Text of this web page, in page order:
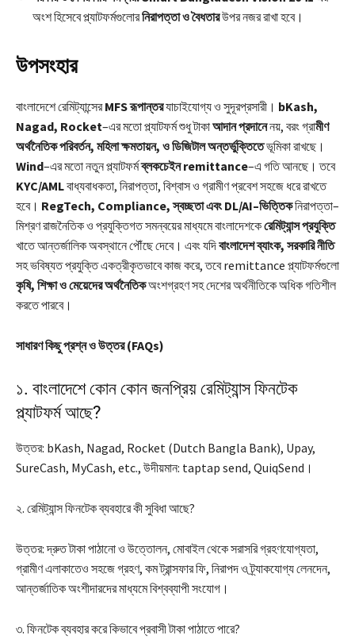
অংশ হিসেবে প্ল্যাটফর্মগুলোরনিরাপত্তা ও বৈধতারউপর নজর রাখা হবে।
উপসংহার
বাংলাদেশে রেমিট্যান্সেরMFS রূপান্তরযাচাইযোগ্য ও সুদূরপ্রসারী। bKash,
Nagad, Rocket–এর মতো প্ল্যাটফর্ম শুধু টাকাআদান প্রদানেনয়, বরং গ্রামীণ
অর্থনৈতিক পরিবর্তন, মহিলা ক্ষমতায়ন, ও ডিজিটাল অন্তর্ভুক্তিতেভূমিকা রাখছে।
Wind–এর মতো নতুন প্ল্যাটফর্মব্লকচেইন remittance–এ গতি আনছে। তবে
KYC/AMLবাধ্যবাধকতা, নিরাপত্তা, বিশ্বাস ও গ্রামীণ প্রবেশ সহজে ধরে রাখতে
হবে। RegTech, Compliance, স্বচ্ছতা এবং DL/AI–ভিত্তিকনিরাপত্তা–
মিশ্রণ রাজনৈতিক ও প্রযুক্তিগত সমন্বয়ের মাধ্যমে বাংলাদেশকেরেমিট্যান্স প্রযুক্তি
খাতে আন্তর্জালিক অবস্থানে পৌঁছে দেবে। এবং যদিবাংলাদেশ ব্যাংক, সরকারি নীতি
সহ ভবিষ্যত প্রযুক্তি একত্রীকৃতভাবে কাজ করে, তবে remittance প্ল্যাটফর্মগুলো
কৃষি, শিক্ষা ও মেয়েদের অর্থনৈতিকঅংশগ্রহণ সহ দেশের অর্থনীতিকে অধিক গতিশীল
করতে পারবে।
সাধারণ কিছু প্রশ্ন ও উত্তর (FAQs)
১. বাংলাদেশে কোন কোন জনপ্রিয় রেমিট্যান্স ফিনটেক
প্ল্যাটফর্ম আছে?
উত্তর: bKash, Nagad, Rocket (Dutch Bangla Bank), Upay,
SureCash, MyCash, etc., উদীয়মান: taptap send, QuiqSend।
২. রেমিট্যান্স ফিনটেক ব্যবহারে কী সুবিধা আছে?
উত্তর: দ্রুত টাকা পাঠানো ও উত্তোলন, মোবাইল থেকে সরাসরি গ্রহণযোগ্যতা,
গ্রামীণ এলাকাতেও সহজে গ্রহণ, কম ট্রান্সফার ফি, নিরাপদ ও ট্র্যাকযোগ্য লেনদেন,
আন্তর্জাতিক অংশীদারদের মাধ্যমে বিশ্বব্যাপী সংযোগ।
৩. ফিনটেক ব্যবহার করে কিভাবে প্রবাসী টাকা পাঠাতে পারে?